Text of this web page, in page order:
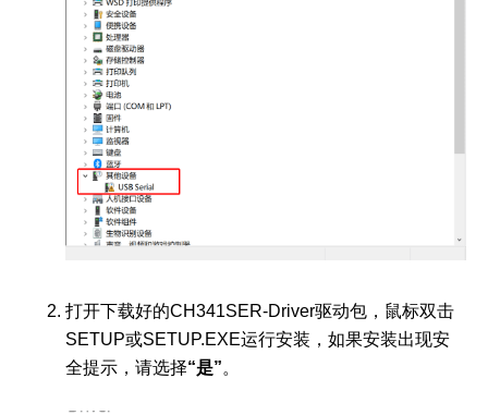
打开下载好的CH341SER-Driver驱动包，鼠标双击
SETUP或SETUP.EXE运行安装，如果安装出现安
全提示，请选择“是”。